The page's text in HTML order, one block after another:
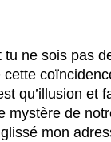
ne sois pas
cette
qu’illusion et
mystère de
mon